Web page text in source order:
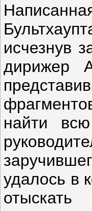
исчезнув
дирижер
найти
удалось в